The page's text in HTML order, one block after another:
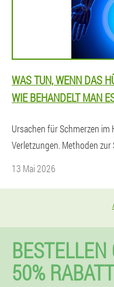
WAS TUN, WENN DAS
WIE BEHANDELT MAN
Ursachen für Schmerzen
Verletzungen. Methoden
13 Mai 2026
50% RABATT